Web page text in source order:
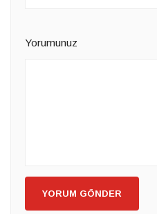
Yorumunuz
YORUM GÖNDER